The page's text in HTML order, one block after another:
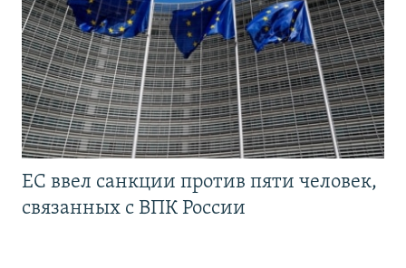
ЕС ввел санкции против пяти человек,
связанных с ВПК России